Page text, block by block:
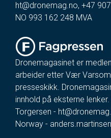
ht@dronemag.no, +47
NO 993 162 248 MVA
Dronemagasinet er
arbeider etter Vær
presseskikk.
innhold på eksterne
Torgersen -
Norway -